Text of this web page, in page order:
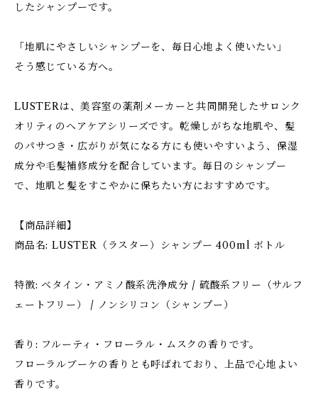
したシャンプーです。
「地肌にやさしいシャンプーを、毎日心地よく使いたい」
そう感じている方へ。
LUSTERは、美容室の薬剤メーカーと共同開発したサロンク
オリティのヘアケアシリーズです。乾燥しがちな地肌や、髪
のパサつき・広がりが気になる方にも使いやすいよう、保湿
成分や毛髪補修成分を配合しています。毎日のシャンプー
で、地肌と髪をすこやかに保ちたい方におすすめです。
【商品詳細】
商品名: LUSTER（ラスター）シャンプー 400ml ボトル
特徴: ベタイン・アミノ酸系洗浄成分 / 硫酸系フリー（サルフ
ェートフリー） / ノンシリコン（シャンプー）
香り: フルーティ・フローラル・ムスクの香りです。
フローラルブーケの香りとも呼ばれており、上品で心地よい
香りです。